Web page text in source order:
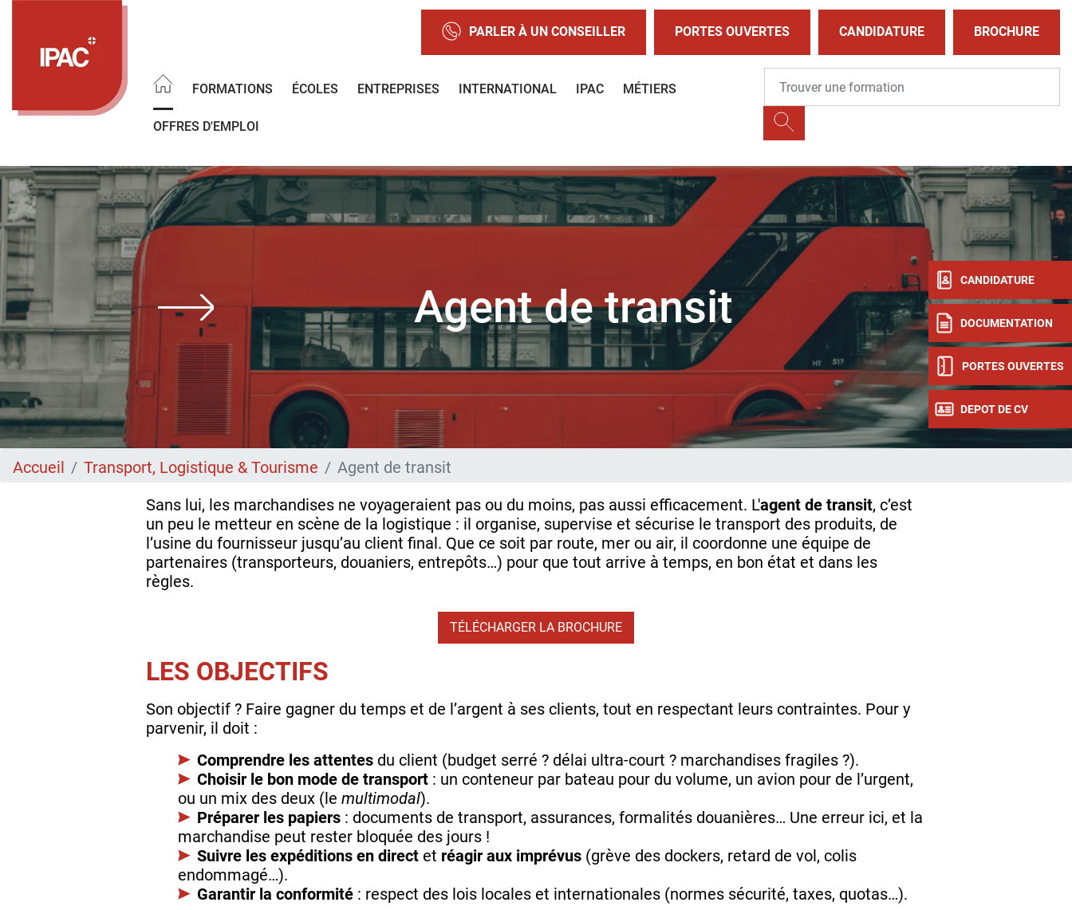
PARLER À UN CONSEILLER PORTES OUVERTES CANDIDATURE BROCHURE
FORMATIONS ÉCOLES ENTREPRISES INTERNATIONAL IPAC MÉTIERS
OFFRES D'EMPLOI
CANDIDATURE
DOCUMENTATION
PORTES OUVERTES
DEPOT DE CV
Agent de transit
Accueil Transport, Logistique & Tourisme
Agent de transit
Sans lui, les marchandises ne voyageraient pas ou du moins, pas aussi efficacement. L'agent de transit, c’est
un peu le metteur en scène de la logistique : il organise, supervise et sécurise le transport des produits, de
l’usine du fournisseur jusqu’au client final. Que ce soit par route, mer ou air, il coordonne une équipe de
partenaires (transporteurs, douaniers, entrepôts…) pour que tout arrive à temps, en bon état et dans les
règles.
TÉLÉCHARGER LA BROCHURE
LES OBJECTIFS
Son objectif ? Faire gagner du temps et de l’argent à ses clients, tout en respectant leurs contraintes. Pour y
parvenir, il doit :
Comprendre les attentes du client (budget serré ? délai ultra-court ? marchandises fragiles ?).
Choisir le bon mode de transport : un conteneur par bateau pour du volume, un avion pour de l’urgent,
ou un mix des deux (le multimodal).
Préparer les papiers : documents de transport, assurances, formalités douanières… Une erreur ici, et la
marchandise peut rester bloquée des jours !
Suivre les expéditions en direct et réagir aux imprévus (grève des dockers, retard de vol, colis
endommagé…).
Garantir la conformité : respect des lois locales et internationales (normes sécurité, taxes, quotas…).